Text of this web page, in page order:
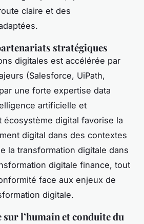
claire et des
stratégiques
digitales est accélérée par
(Salesforce, UiPath,
une forte expertise data
artificielle et
écosystème digital favorise la
digital dans des contextes
la transformation digitale dans
digitale finance, tout
face aux enjeux de
digitale.
sur l’humain et conduite du